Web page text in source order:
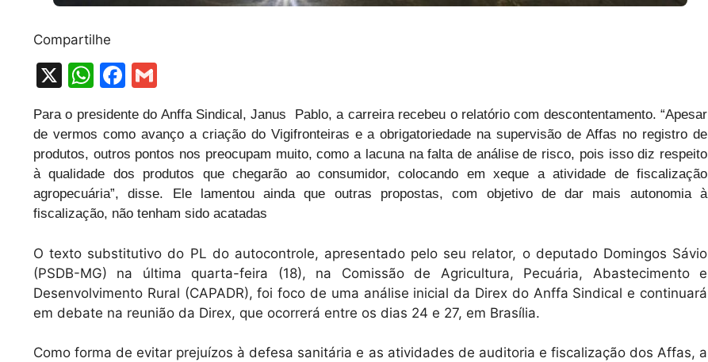
Compartilhe
X
W
at
s
A
p
p
F
c
e
b
o
o
k
ai
l
Para o presidente do Anffa Sindical, Janus Pablo, a carreira recebeu o relatório com descontentamento. “Apesar
de vermos como avanço a criação do Vigifronteiras e a obrigatoriedade na supervisão de Affas no registro de
produtos, outros pontos nos preocupam muito, como a lacuna na falta de análise de risco, pois isso diz respeito
à qualidade dos produtos que chegarão ao consumidor, colocando em xeque a atividade de fiscalização
agropecuária”, disse. Ele lamentou ainda que outras propostas, com objetivo de dar mais autonomia à
fiscalização, não tenham sido acatadas
O texto substitutivo do PL do autocontrole, apresentado pelo seu relator, o deputado Domingos Sávio
(PSDB-MG) na última quarta-feira (18), na Comissão de Agricultura, Pecuária, Abastecimento e
Desenvolvimento Rural (CAPADR), foi foco de uma análise inicial da Direx do Anffa Sindical e continuará
em debate na reunião da Direx, que ocorrerá entre os dias 24 e 27, em Brasília.
Como forma de evitar prejuízos à defesa sanitária e as atividades de auditoria e fiscalização dos Affas, a